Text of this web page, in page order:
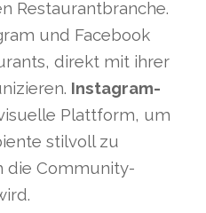
Restaurantbranche.
und Facebook
direkt mit ihrer
Instagram-
Plattform, um
stilvoll zu
die Community-